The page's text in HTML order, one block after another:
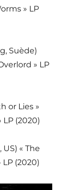
» LP
Suède)
» LP
or Lies »
LP (2020)
US) « The
(2020)